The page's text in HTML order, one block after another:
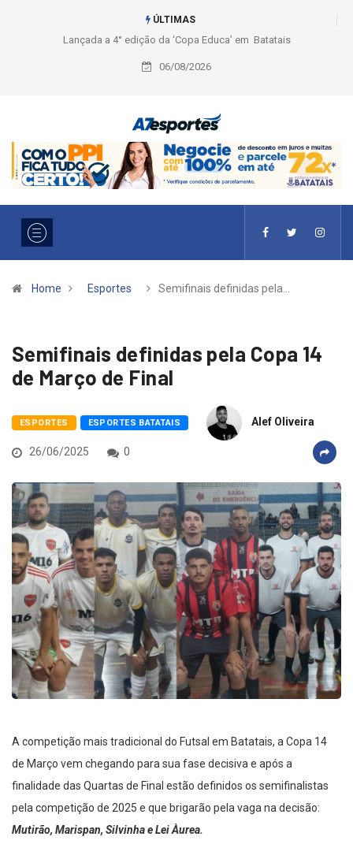
ÚLTIMAS
Liga 2026: Equipes rompem com a LABE na Série Ouro e entidade define
a 2° fase, times e formato
06/08/2026
Home Esportes Semifinais definidas pela…
Semifinais definidas pela Copa 14
de Março de Final
ESPORTES ESPORTES BATATAIS Alef Oliveira
26/06/2025 0
A competição mais tradicional do Futsal em Batatais, a Copa 14
de Março vem chegando para sua fase decisiva e após a
finalidade das Quartas de Final estão definidos os semifinalistas
pela competição de 2025 e que brigarão pela vaga na decisão:
Mutirão, Marispan, Silvinha e Lei Àurea.